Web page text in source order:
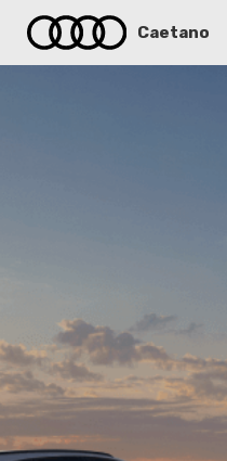
Caetano